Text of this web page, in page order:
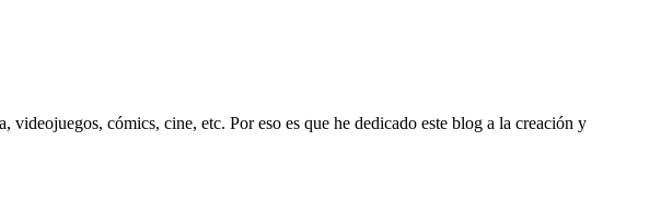
cómics, cine, etc. Por eso es que he dedicado este blog a la creación y